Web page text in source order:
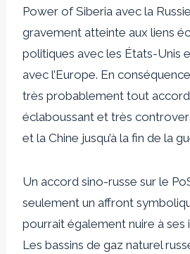
Power of Siberia avec la
gravement atteinte aux liens
politiques avec les États-Unis
avec l’Europe. En
très probablement tout
éclaboussant et très
et la Chine jusqu’à la fin de la
Un accord sino-russe sur le
seulement un affront
pourrait également nuire à ses
Les bassins de gaz naturel